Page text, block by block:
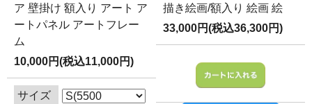
ア 壁掛け 額入り アート ア
ートパネル アートフレー
ム
10,000円(税込11,000円)
サイズ
描き絵画/額入り 絵画 絵
33,000円(税込36,300円)